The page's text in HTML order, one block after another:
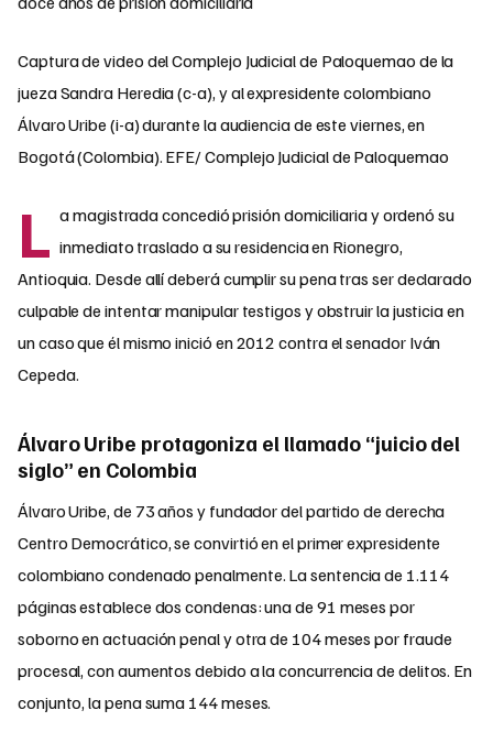
Captura de video del Complejo Judicial de Paloquemao de la
jueza Sandra Heredia (c-a), y al expresidente colombiano
Álvaro Uribe (i-a) durante la audiencia de este viernes, en
Bogotá (Colombia). EFE/ Complejo Judicial de Paloquemao
L a magistrada concedió prisión domiciliaria y ordenó su
inmediato traslado a su residencia en Rionegro,
Antioquia. Desde allí deberá cumplir su pena tras ser declarado
culpable de intentar manipular testigos y obstruir la justicia en
un caso que él mismo inició en 2012 contra el senador Iván
Cepeda.
Álvaro Uribe protagoniza el llamado “juicio del
siglo” en Colombia
Álvaro Uribe, de 73 años y fundador del partido de derecha
Centro Democrático, se convirtió en el primer expresidente
colombiano condenado penalmente. La sentencia de 1.114
páginas establece dos condenas: una de 91 meses por
soborno en actuación penal y otra de 104 meses por fraude
procesal, con aumentos debido a la concurrencia de delitos. En
conjunto, la pena suma 144 meses.